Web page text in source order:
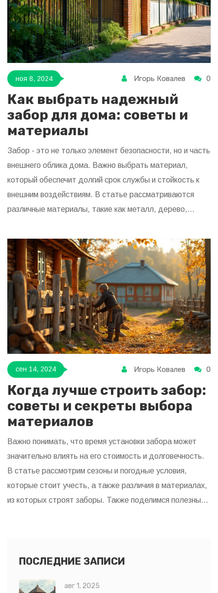
ноя 8, 2024 Игорь Ковалев 0
Как выбрать надежный
забор для дома: советы и
материалы
Забор - это не только элемент безопасности, но и часть
внешнего облика дома. Важно выбрать материал,
который обеспечит долгий срок службы и стойкость к
внешним воздействиям. В статье рассматриваются
различные материалы, такие как металл, дерево,
Читателям также предлагаются советы по выбору
подходящего варианта именно для их участка.
сен 14, 2024 Игорь Ковалев 0
Когда лучше строить забор:
советы и секреты выбора
материалов
Важно понимать, что время установки забора может
значительно влиять на его стоимость и долговечность.
В статье рассмотрим сезоны и погодные условия,
которые стоит учесть, а также различия в материалах,
из которых строят заборы. Также поделимся полезными
конструкции. Независимо от типа забора, важно
ПОСЛЕДНИЕ ЗАПИСИ
авг 1, 2025